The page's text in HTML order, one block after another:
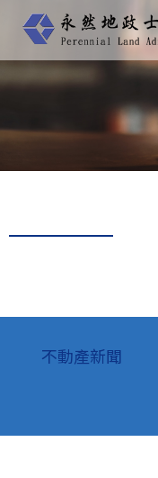
不動產新聞